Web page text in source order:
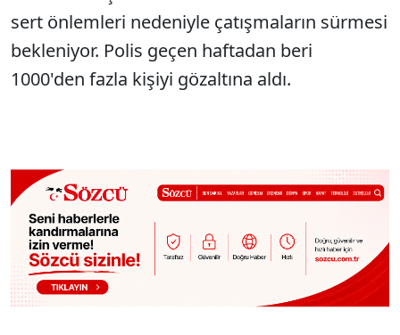
sert önlemleri nedeniyle çatışmaların sürmesi
bekleniyor. Polis geçen haftadan beri
1000'den fazla kişiyi gözaltına aldı.